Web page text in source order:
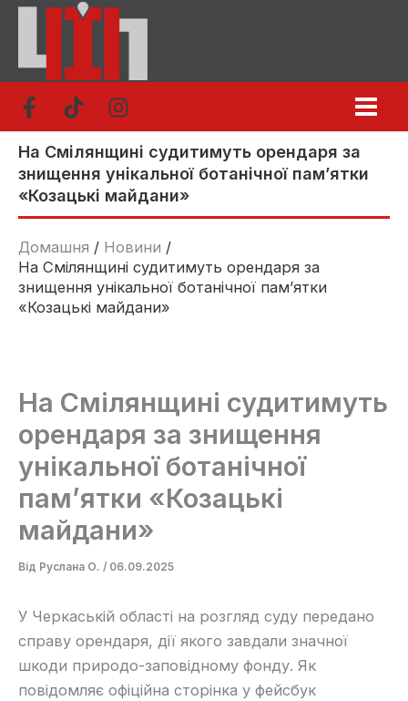
Перейти
вмісту
На Смілянщині судитимуть орендаря за
знищення унікальної ботанічної пам’ятки
«Козацькі майдани»
Домашня
Новини
На Смілянщині судитимуть орендаря за
знищення унікальної ботанічної пам’ятки
«Козацькі майдани»
На Смілянщині судитимуть
орендаря за знищення
унікальної ботанічної
пам’ятки «Козацькі
майдани»
Від Руслана О. / 06.09.2025
У Черкаській області на розгляд суду передано
справу орендаря, дії якого завдали значної
шкоди природо-заповідному фонду. Як
повідомляє офіційна сторінка у фейсбук